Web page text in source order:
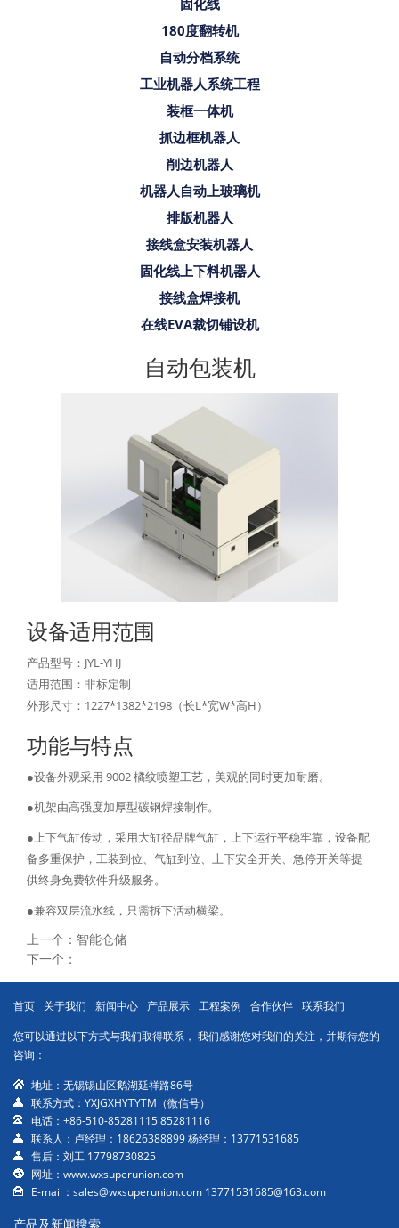
固化线
180度翻转机
自动分档系统
工业机器人系统工程
装框一体机
抓边框机器人
削边机器人
机器人自动上玻璃机
排版机器人
接线盒安装机器人
固化线上下料机器人
接线盒焊接机
在线EVA裁切铺设机
自动包装机
设备适用范围
产品型号：JYL-YHJ
适用范围：非标定制
外形尺寸：1227*1382*2198（长L*宽W*高H）
功能与特点
●设备外观采用 9002 橘纹喷塑工艺，美观的同时更加耐磨。
●机架由高强度加厚型碳钢焊接制作。
●上下气缸传动，采用大缸径品牌气缸，上下运行平稳牢靠，设备配
备多重保护，工装到位、气缸到位、上下安全开关、急停开关等提
供终身免费软件升级服务。
●兼容双层流水线，只需拆下活动横梁。
上一个： 智能仓储
下一个：
首页 关于我们 新闻中心 产品展示 工程案例 合作伙伴 联系我们
您可以通过以下方式与我们取得联系， 我们感谢您对我们的关注，并期待您的
咨询：
地址：无锡锡山区鹅湖延祥路86号
联系方式：YXJGXHYTYTM（微信号）
电话：+86-510-85281115 85281116
联系人：卢经理：18626388899 杨经理：13771531685
售后：刘工 17798730825
网址：www.wxsuperunion.com
E-mail：sales@wxsuperunion.com 13771531685@163.com
产品及新闻搜索